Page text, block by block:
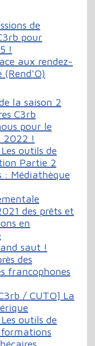
de
pour
!
aux rendez-
(Rend'O)
la saison 2
C3rb
pour le
2022 !
outils de
Partie 2
: Médiathèque
des prêts et
en
saut !
des
francophones
/ CUTO] La
outils de